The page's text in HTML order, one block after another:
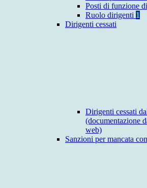
Posti di funzione
Ruolo dirigenti 1
Dirigenti cessati
Dirigenti cessati
(documentazione
web)
Sanzioni per mancata